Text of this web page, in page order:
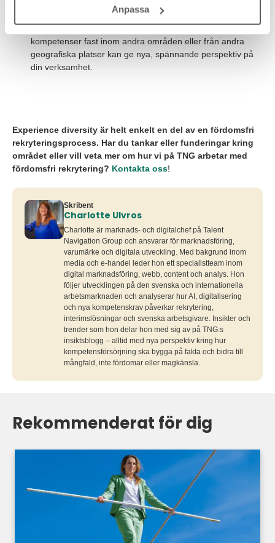
Anpassa
inte passar din bild av den perfekta medarbetaren med ”rätt
bakgrund” kan var rätt. Kandidater med motsvarande
kompetenser fast inom andra områden eller från andra
geografiska platser kan ge nya, spännande perspektiv på
din verksamhet.
Experience diversity är helt enkelt en del av en fördomsfri
rekryteringsprocess. Har du tankar eller funderingar kring
området eller vill veta mer om hur vi på TNG arbetar med
fördomsfri rekrytering? Kontakta oss!
Skribent
Charlotte Ulvros
Charlotte är marknads- och digitalchef på Talent
Navigation Group och ansvarar för marknadsföring,
varumärke och digitala utveckling. Med bakgrund inom
media och e-handel leder hon ett specialistteam inom
digital marknadsföring, webb, content och analys. Hon
följer utvecklingen på den svenska och internationella
arbetsmarknaden och analyserar hur AI, digitalisering
och nya kompetenskrav påverkar rekrytering,
interimslösningar och svenska arbetsgivare. Insikter och
trender som hon delar hon med sig av på TNG:s
insiktsblogg – alltid med nya perspektiv kring hur
kompetensförsörjning ska bygga på fakta och bidra till
mångfald, inte fördomar eller magkänsla.
Rekommenderat för dig